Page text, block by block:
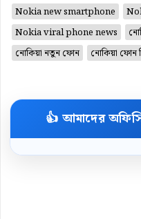
Nokia new smartphone
Nokia viral phone news
নোকিয়া নতুন ফোন
নোকিয়া ফোন
👍 আমাদের